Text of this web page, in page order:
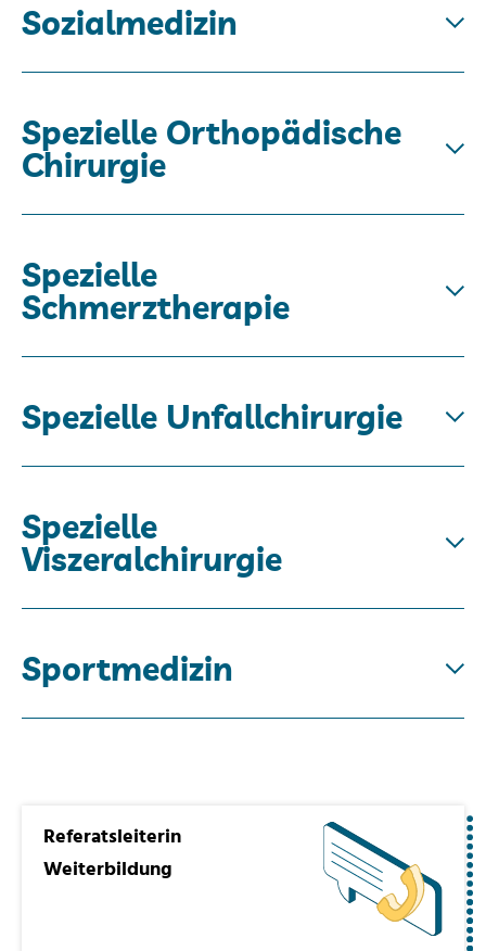
Sozialmedizin
Spezielle Orthopädische
Chirurgie
Spezielle
Schmerztherapie
Spezielle Unfallchirurgie
Spezielle
Viszeralchirurgie
Sportmedizin
Referatsleiterin
Weiterbildung